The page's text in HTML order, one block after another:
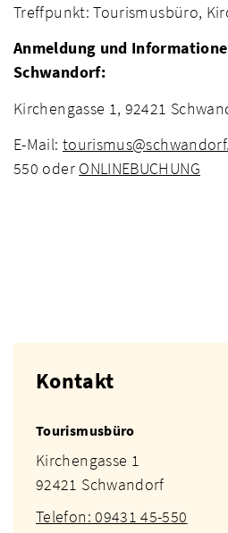
Treffpunkt: Tourismusbüro,
Anmeldung und
Schwandorf:
Kirchengasse 1, 92421
E-Mail:
550 oder ONLINEBUCHUNG
Kontakt
Tourismusbüro
Kirchengasse 1
92421 Schwandorf
Telefon: 09431 45-550